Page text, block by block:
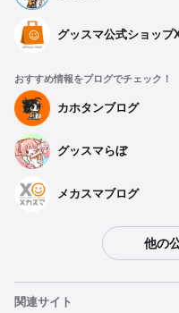
グッスマ公式ショップ
おすすめ情報をブログでチェック！
カホタンブログ
グッスマらぼ
メカスマブログ
他の
関連サイト